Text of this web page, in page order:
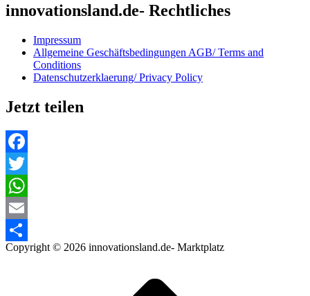
innovationsland.de- Rechtliches
Impressum
Allgemeine Geschäftsbedingungen AGB/ Terms and
Conditions
Datenschutzerklaerung/ Privacy Policy
Jetzt teilen
Facebook
Twitter
WhatsApp
Email
Teilen
Copyright © 2026 innovationsland.de- Marktplatz